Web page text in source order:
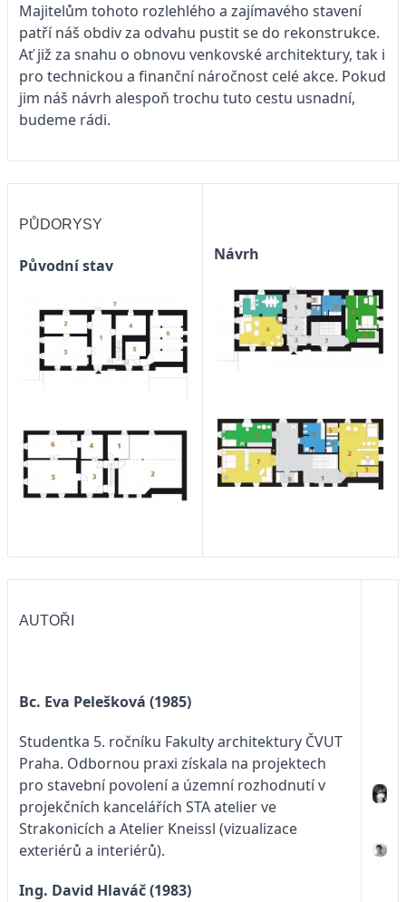
Majitelům tohoto rozlehlého a zajímavého stavení
patří náš obdiv za odvahu pustit se do rekonstrukce.
Ať již za snahu o obnovu venkovské architektury, tak i
pro technickou a finanční náročnost celé akce. Pokud
jim náš návrh alespoň trochu tuto cestu usnadní,
budeme rádi.
PŮDORYSY
Původní stav
Návrh
AUTOŘI
Bc. Eva Pelešková (1985)
Studentka 5. ročníku Fakulty architektury ČVUT
Praha. Odbornou praxi získala na projektech
pro stavební povolení a územní rozhodnutí v
projekčních kancelářích STA atelier ve
Strakonicích a Atelier Kneissl (vizualizace
exteriérů a interiérů).
Ing. David Hlaváč (1983)